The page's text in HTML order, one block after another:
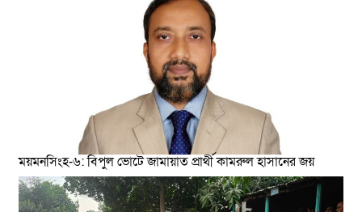
ময়মনসিংহ-৬: বিপুল ভোটে জামায়াত প্রার্থী কামরুল হাসানের জয়